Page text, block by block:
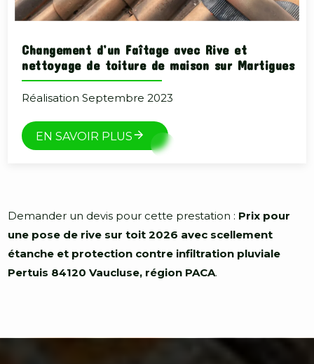
Changement d’un Faîtage avec Rive et
nettoyage de toiture de maison sur Martigues
Réalisation Septembre 2023
EN SAVOIR PLUS
Demander un devis pour cette prestation : Prix pour
une pose de rive sur toit 2026 avec scellement
étanche et protection contre infiltration pluviale
Pertuis 84120 Vaucluse, région PACA.